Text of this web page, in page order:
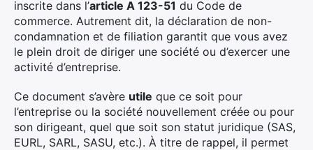
inscrite dans l’article A 123-51 du Code de
commerce. Autrement dit, la déclaration de non-
condamnation et de filiation garantit que vous avez
le plein droit de diriger une société ou d’exercer une
activité d’entreprise.
Ce document s’avère utile que ce soit pour
l’entreprise ou la société nouvellement créée ou pour
son dirigeant, quel que soit son statut juridique (SAS,
EURL, SARL, SASU, etc.). À titre de rappel, il permet